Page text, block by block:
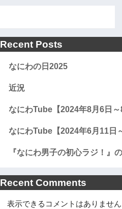
Recent Posts
なにわの日2025
近況
なにわTube【2024年8月6日
なにわTube【2024年6月11日
『なにわ男子の初心ラジ！』
Recent Comments
表示できるコメントはありません